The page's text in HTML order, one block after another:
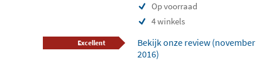
Op voorraad
4 winkels
Excellent
Bekijk onze review (november
2016)